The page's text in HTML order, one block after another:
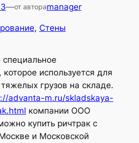
—от автораmanager
, Стены
используется для
грузов на складе.
advanta-m.ru/skladskaya-
компании ООО
купить ричтрак с
и Московской